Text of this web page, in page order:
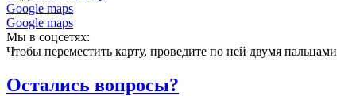
Google maps
Google maps
Мы в соцсетях:
Чтобы переместить карту, проведите по ней двумя пальцами
Остались вопросы?